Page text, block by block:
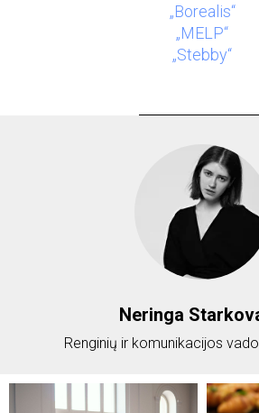
„Borealis“
„MELP“
„Stebby“
Neringa
Renginių ir komunikacijos